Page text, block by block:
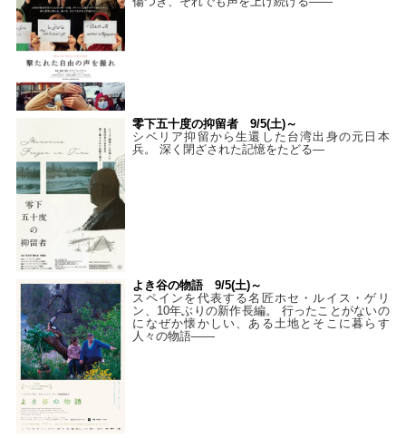
零下五十度の抑留者 9/5(土)～
シベリア抑留から生還した台湾出身の元日本
兵。 深く閉ざされた記憶をたどる—
よき谷の物語 9/5(土)～
スペインを代表する名匠ホセ・ルイス・ゲリ
ン、10年ぶりの新作長編。 行ったことがないの
になぜか懐かしい、ある土地とそこに暮らす
人々の物語――